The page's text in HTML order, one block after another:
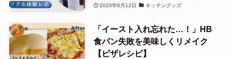
2020年6月12日 キッチングッズ
「イースト入れ忘れた…！」HB
食パン失敗を美味しくリメイク
【ピザレシピ】